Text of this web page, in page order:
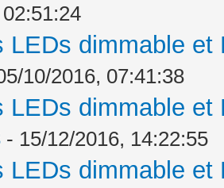
LEDs dimmable
10/2016, 07:41:38
LEDs dimmable
- 15/12/2016, 14:22:55
LEDs dimmable